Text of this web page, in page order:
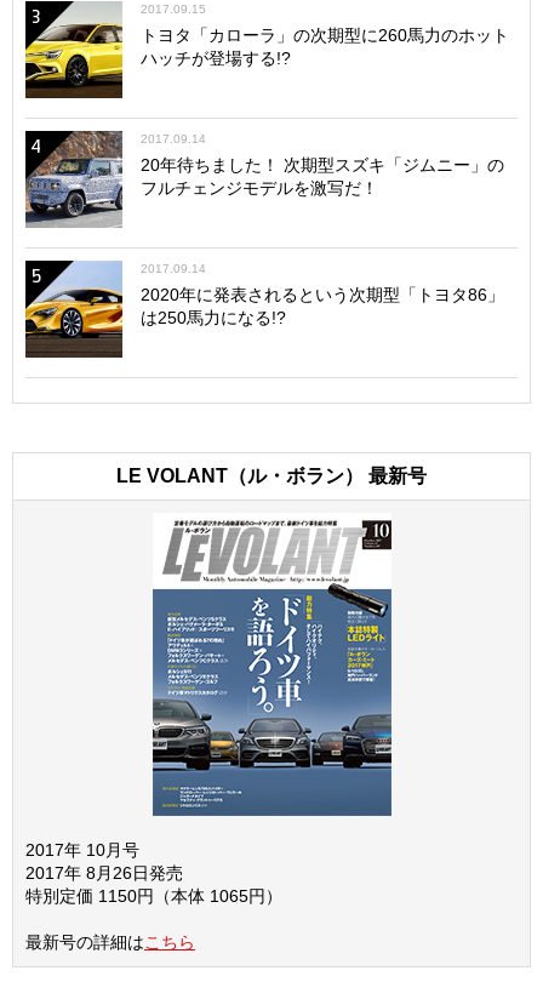
3 2017.09.15
トヨタ「カローラ」の次期型に260馬力のホット
ハッチが登場する!?
4 2017.09.14
20年待ちました！ 次期型スズキ「ジムニー」の
フルチェンジモデルを激写だ！
5 2017.09.14
2020年に発表されるという次期型「トヨタ86」
は250馬力になる!?
LE VOLANT（ル・ボラン） 最新号
2017年 10月号
2017年 8月26日発売
特別定価 1150円（本体 1065円）
最新号の詳細はこちら